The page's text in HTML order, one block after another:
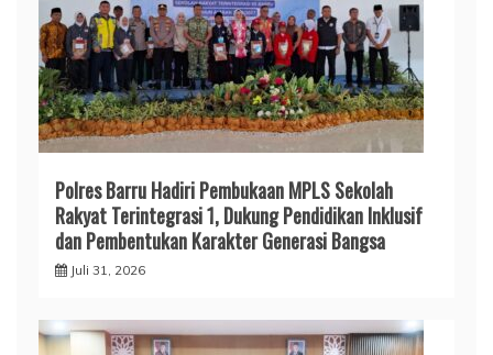
Polres Barru Hadiri Pembukaan MPLS Sekolah
Rakyat Terintegrasi 1, Dukung Pendidikan Inklusif
dan Pembentukan Karakter Generasi Bangsa
Juli 31, 2026